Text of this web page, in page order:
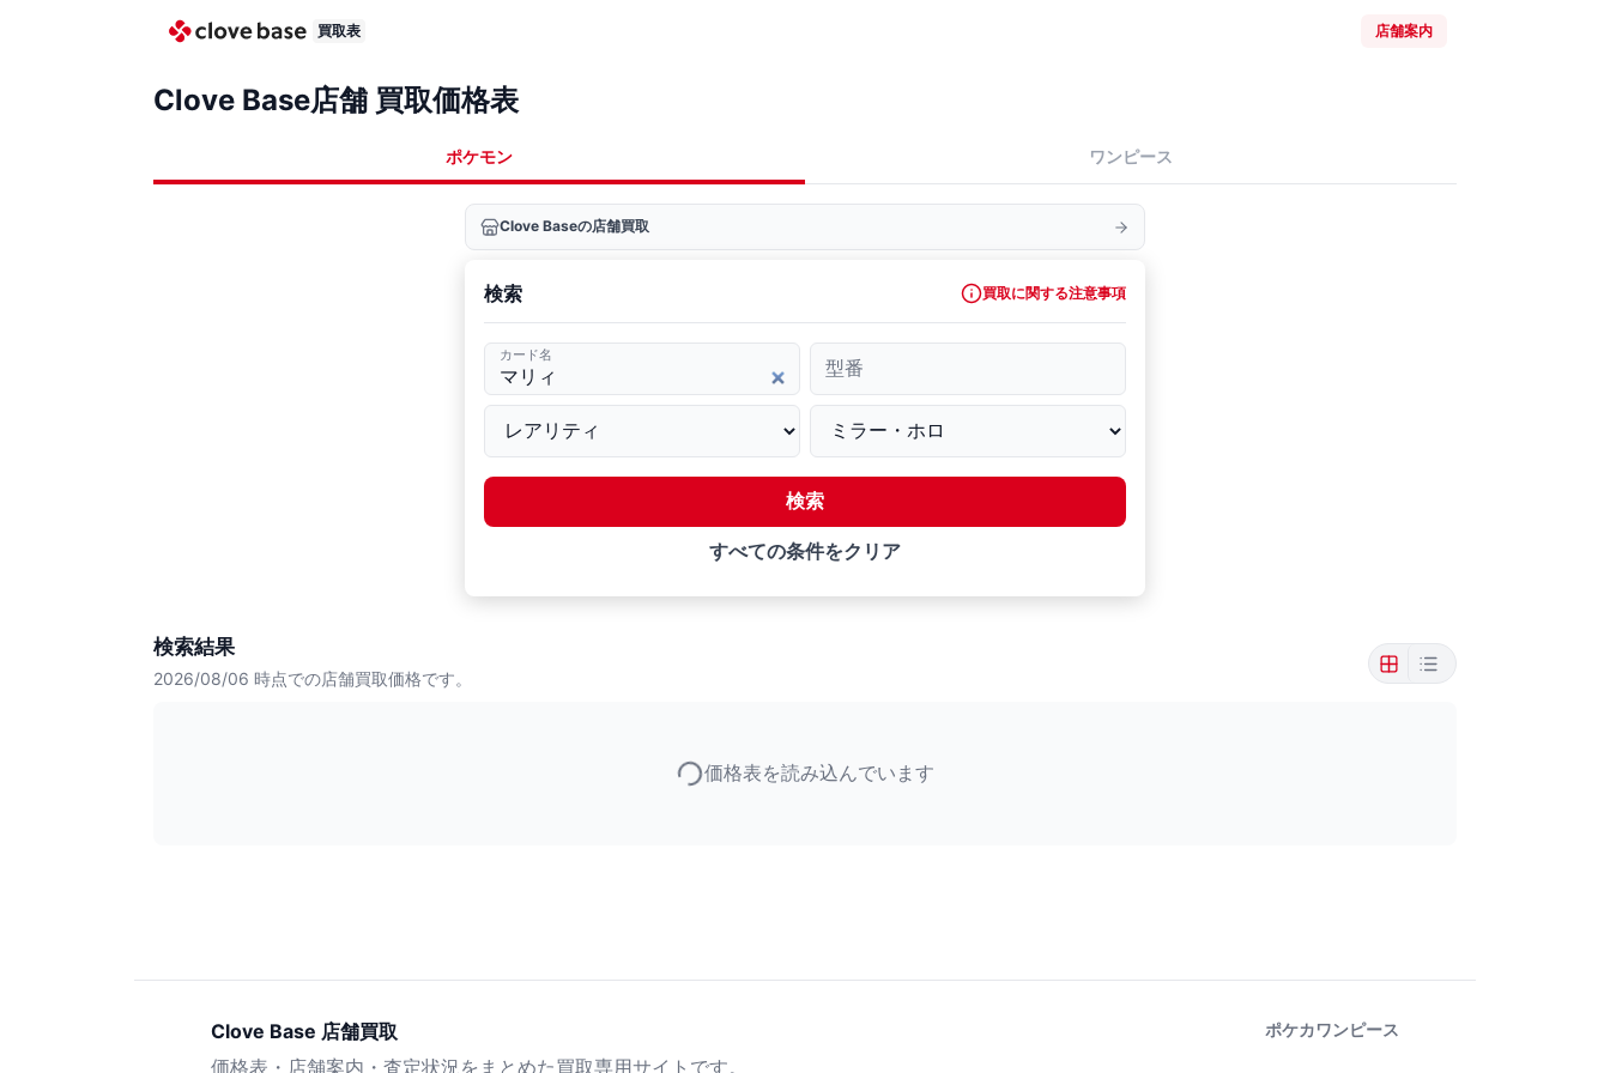
買取表 店舗案内
Clove Base店舗 買取価格表
ポケモン ワンピース
Clove Baseの店舗買取
検索 買取に関する注意事項
カード名
型番
検索
すべての条件をクリア
検索結果
2026/08/06 時点での店舗買取価格です。
価格表を読み込んでいます
Clove Base 店舗買取
価格表・店舗案内・査定状況をまとめた買取専用サイトです。
ポケカワンピース